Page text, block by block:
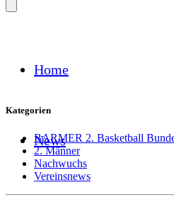
Home
News
Kategorien
BARMER 2. Basketball
2. Männer
Nachwuchs
Vereinsnews